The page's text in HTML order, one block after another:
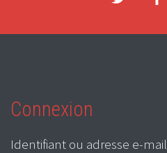
Connexion
Identifiant ou adresse e-mail